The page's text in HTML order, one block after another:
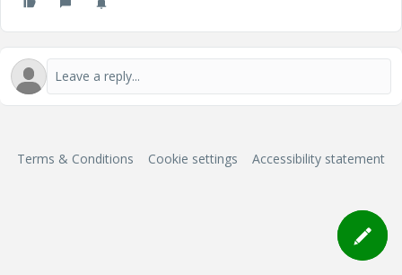
Terms & Conditions Cookie settings Accessibility statement